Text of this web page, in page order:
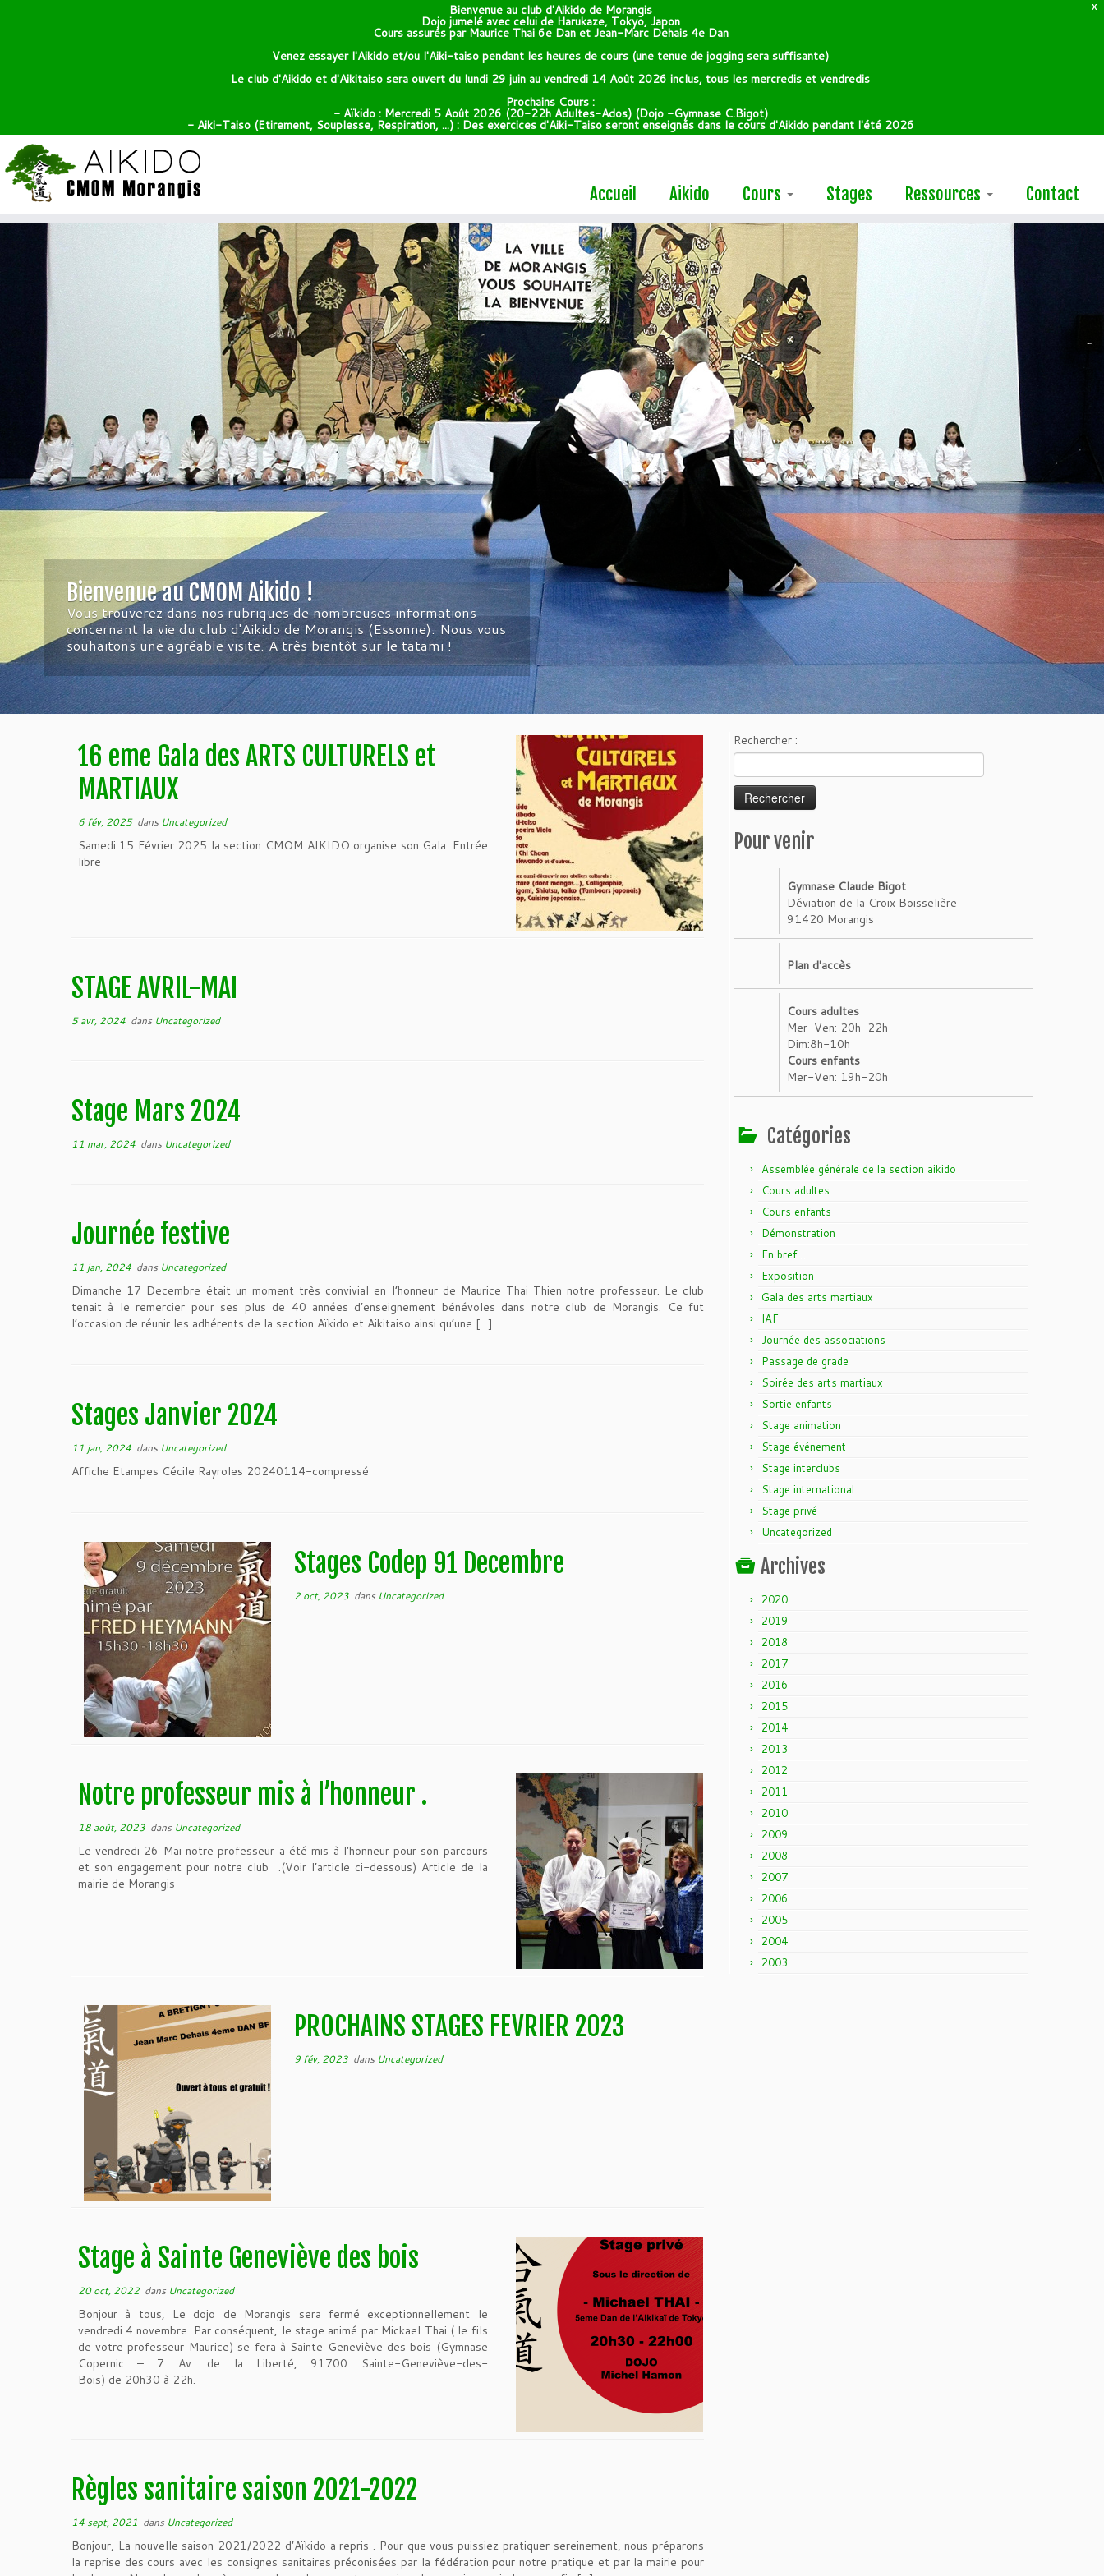
X
Bienvenue au club d'Aikido de Morangis
Dojo jumelé avec celui de Harukaze, Tokyo, Japon
Cours assurés par Maurice Thai 6e Dan et Jean-Marc Dehais 4e Dan
Venez essayer l'Aikido et/ou l'Aiki-taiso pendant les heures de cours (une tenue de jogging sera suffisante)
Le club d'Aikido et d'Aikitaiso sera ouvert du lundi 29 juin au vendredi 14 Août 2026 inclus, tous les mercredis et vendredis
Prochains Cours :
- Aïkido : Mercredi 5 Août 2026 (20-22h Adultes-Ados) (Dojo -Gymnase C.Bigot)
- Aiki-Taiso (Etirement, Souplesse, Respiration, ...) : Des exercices d'Aiki-Taiso seront enseignés dans le cours d'Aikido pendant l'été 2026
Accueil Aikido Cours Stages Ressources Contact
Bienvenue au CMOM Aikido !
Vous trouverez dans nos rubriques de nombreuses informations
concernant la vie du club d'Aikido de Morangis (Essonne). Nous vous
souhaitons une agréable visite. A très bientôt sur le tatami !
16 eme Gala des ARTS CULTURELS et
MARTIAUX
6 fév, 2025dans Uncategorized
Samedi 15 Février 2025 la section CMOM AIKIDO organise son Gala. Entrée
libre
STAGE AVRIL-MAI
5 avr, 2024 dans Uncategorized
Stage Mars 2024
11 mar, 2024 dans Uncategorized
Journée festive
11 jan, 2024 dans Uncategorized
Dimanche 17 Decembre était un moment très convivial en l’honneur de Maurice Thai Thien notre professeur. Le club
tenait à le remercier pour ses plus de 40 années d’enseignement bénévoles dans notre club de Morangis. Ce fut
l’occasion de réunir les adhérents de la section Aïkido et Aikitaiso ainsi qu’une […]
Stages Janvier 2024
11 jan, 2024 dans Uncategorized
Affiche Etampes Cécile Rayroles 20240114-compressé
Stages Codep 91 Decembre
2 oct, 2023dans Uncategorized
Notre professeur mis à l’honneur .
18 août, 2023dans Uncategorized
Le vendredi 26 Mai notre professeur a été mis à l’honneur pour son parcours
et son engagement pour notre club .(Voir l’article ci-dessous) Article de la
mairie de Morangis
PROCHAINS STAGES FEVRIER 2023
9 fév, 2023dans Uncategorized
Stage à Sainte Geneviève des bois
20 oct, 2022dans Uncategorized
Bonjour à tous, Le dojo de Morangis sera fermé exceptionnellement le
vendredi 4 novembre. Par conséquent, le stage animé par Mickael Thai ( le fils
de votre professeur Maurice) se fera à Sainte Geneviève des bois (Gymnase
Copernic – 7 Av. de la Liberté, 91700 Sainte-Geneviève-des-
Bois) de 20h30 à 22h.
Règles sanitaire saison 2021-2022
14 sept, 2021 dans Uncategorized
Bonjour, La nouvelle saison 2021/2022 d’Aïkido a repris . Pour que vous puissiez pratiquer sereinement, nous préparons
la reprise des cours avec les consignes sanitaires préconisées par la fédération pour notre pratique et par la mairie pour
Rechercher :
Pour venir
Gymnase Claude Bigot
Déviation de la Croix Boisselière
91420 Morangis
Plan d'accès
Cours adultes
Mer-Ven: 20h-22h
Dim:8h-10h
Cours enfants
Mer-Ven: 19h-20h
Catégories
Assemblée générale de la section aikido
Cours adultes
Cours enfants
Démonstration
En bref…
Exposition
Gala des arts martiaux
IAF
Journée des associations
Passage de grade
Soirée des arts martiaux
Sortie enfants
Stage animation
Stage événement
Stage interclubs
Stage international
Stage privé
Uncategorized
Archives
2020
2019
2018
2017
2016
2015
2014
2013
2012
2011
2010
2009
2008
2007
2006
2005
2004
2003